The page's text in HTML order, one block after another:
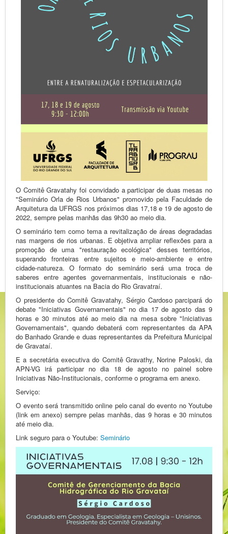
O Comitê Gravatahy foi convidado a participar de duas mesas no
"Seminário Orla de Rios Urbanos" promovido pela Faculdade de
Arquitetura da UFRGS nos próximos dias 17,18 e 19 de agosto de
2022, sempre pelas manhãs das 9h30 ao meio dia.
O seminário tem como tema a revitalização de áreas degradadas
nas margens de rios urbanas. E objetiva ampliar reflexões para a
promoção de uma "restauração ecológica" desses territórios,
superando fronteiras entre sujeitos e meio-ambiente e entre
cidade-natureza. O formato do seminário será uma troca de
saberes entre agentes governanmentais, institucionais e não-
institucionais atuantes na Bacia do Rio Gravatraí.
O presidente do Comitê Gravatahy, Sérgio Cardoso parcipará do
debate "Iniciativas Governamentais" no dia 17 de agosto das 9
horas e 30 minutos até ao meio dia na mesa sobre "Iniciativas
Governamentais", quando debaterá com representantes da APA
do Banhado Grande e duas representantes da Prefeitura Municipal
de Gravataí.
E a secretária executiva do Comitê Gravathy, Norine Paloski, da
APN-VG irá participar no dia 18 de agosto no painel sobre
Iniciativas Não-Institucionais, conforme o programa em anexo.
Serviço:
O evento será transmitido online pelo canal do evento no Youtube
(link em anexo) sempre pelas manhãs, das 9 horas e 30 minutos
até meio dia.
Link seguro para o Youtube: Seminário